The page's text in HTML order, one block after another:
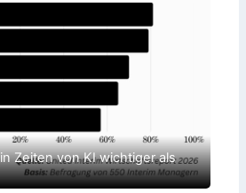
Zeiten von KI wichtiger als